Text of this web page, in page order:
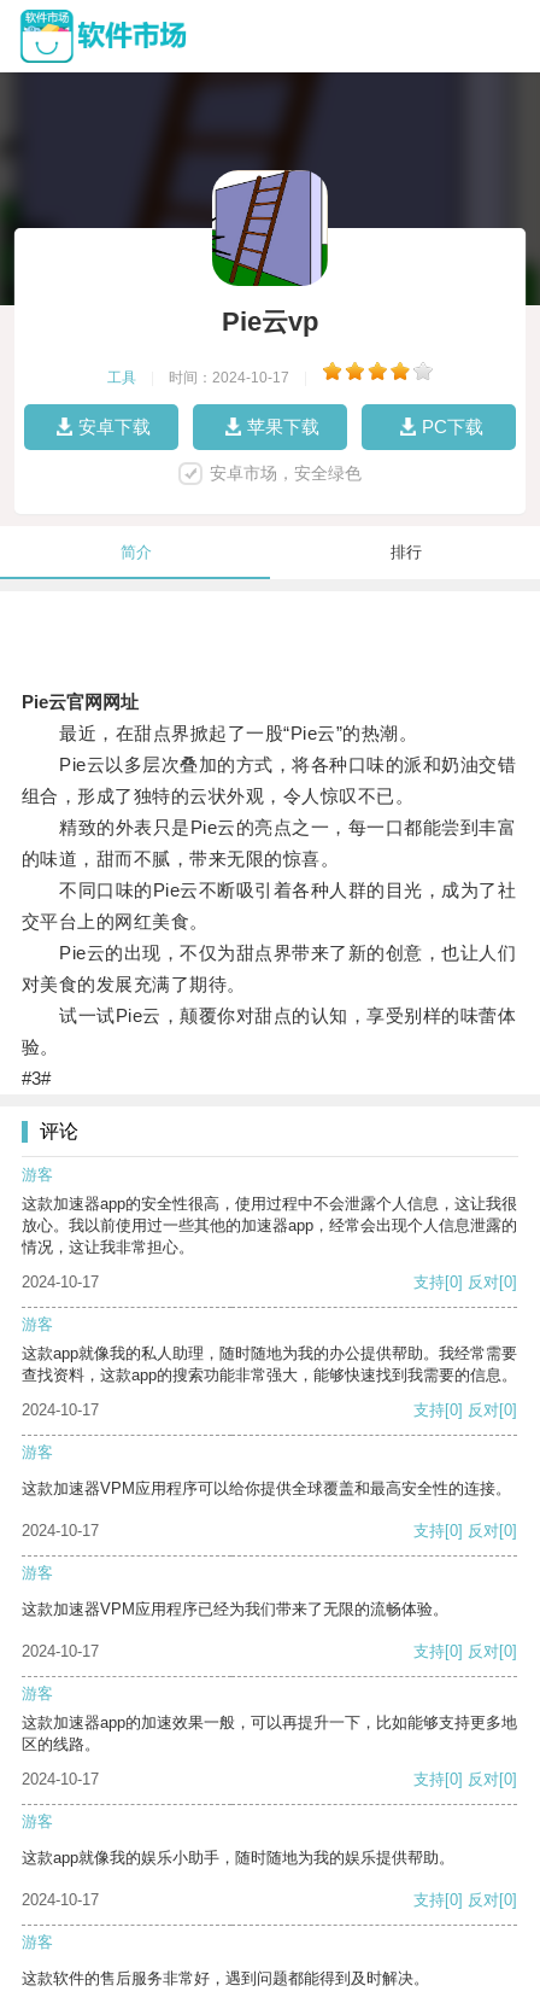
Pie云vp
工具 时间：2024-10-17
安卓下载 苹果下载 PC下载
安卓市场，安全绿色
简介 排行
Pie云官网网址
最近，在甜点界掀起了一股“Pie云”的热潮。
Pie云以多层次叠加的方式，将各种口味的派和奶油交错
组合，形成了独特的云状外观，令人惊叹不已。
精致的外表只是Pie云的亮点之一，每一口都能尝到丰富
的味道，甜而不腻，带来无限的惊喜。
不同口味的Pie云不断吸引着各种人群的目光，成为了社
交平台上的网红美食。
Pie云的出现，不仅为甜点界带来了新的创意，也让人们
对美食的发展充满了期待。
试一试Pie云，颠覆你对甜点的认知，享受别样的味蕾体
验。
#3#
评论
游客
这款加速器app的安全性很高，使用过程中不会泄露个人信息，这让我很
放心。我以前使用过一些其他的加速器app，经常会出现个人信息泄露的
情况，这让我非常担心。
2024-10-17
支持[0] 反对[0]
游客
这款app就像我的私人助理，随时随地为我的办公提供帮助。我经常需要
查找资料，这款app的搜索功能非常强大，能够快速找到我需要的信息。
2024-10-17
支持[0] 反对[0]
游客
这款加速器VPM应用程序可以给你提供全球覆盖和最高安全性的连接。
2024-10-17 支持[0] 反对[0]
游客
这款加速器VPM应用程序已经为我们带来了无限的流畅体验。
2024-10-17 支持[0] 反对[0]
游客
这款加速器app的加速效果一般，可以再提升一下，比如能够支持更多地
区的线路。
2024-10-17
支持[0] 反对[0]
游客
这款app就像我的娱乐小助手，随时随地为我的娱乐提供帮助。
2024-10-17 支持[0] 反对[0]
游客
这款软件的售后服务非常好，遇到问题都能得到及时解决。